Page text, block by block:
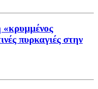
πυρκαγιές στην